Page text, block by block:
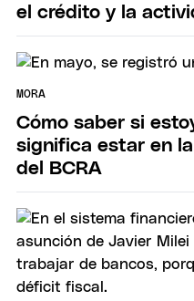
el crédito y la
MORA
Cómo saber si
significa estar en
del BCRA